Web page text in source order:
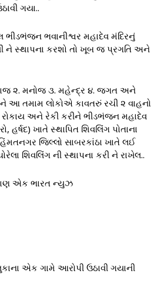
ગયા..
ભીડભંજન ભવાનીશ્વર મહાદેવ મંદિરનું
ને સ્થાપના કરશો તો ખૂબ જ પ્રગતિ અને
૨. મનોજ ૩. મહેન્દ્ર ૪. જગત અને
તમામ લોકોએ કાવતરું રચી ૨ વાહનો
અને રેકી કરીને ભીડભંજન મહાદેવ
હર્ષદ) ખાતે સ્થાપિત શિવલિંગ પોતાના
જિલ્લો સાબરકાંઠા ખાતે લઈ
શિવલિંગ ની સ્થાપના કરી ને રાખેલ..
એક ભારત ન્યુઝ
એક ગામે આરોપી ઉઠાવી ગયાની